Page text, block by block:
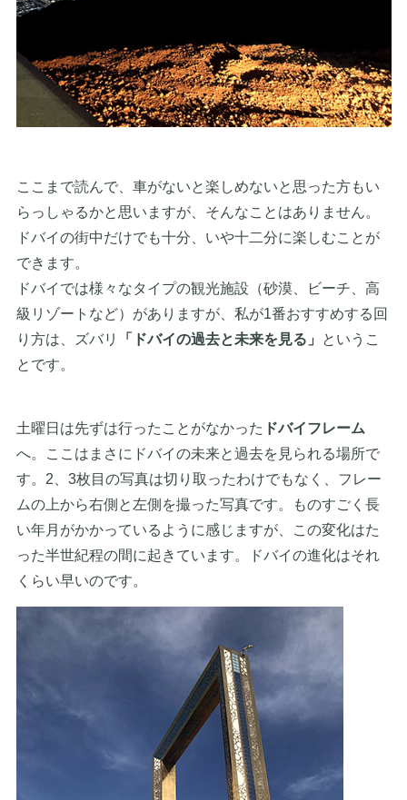
ここまで読んで、車がないと楽しめないと思った方もい
らっしゃるかと思いますが、そんなことはありません。
ドバイの街中だけでも十分、いや十二分に楽しむことが
できます。
ドバイでは様々なタイプの観光施設（砂漠、ビーチ、高
級リゾートなど）がありますが、私が1番おすすめする回
り方は、ズバリ
「ドバイの過去と未来を見る」
というこ
とです。
土曜日は先ずは行ったことがなかった ドバイフレーム
へ。ここはまさにドバイの未来と過去を見られる場所で
す。2、3枚目の写真は切り取ったわけでもなく、フレー
ムの上から右側と左側を撮った写真です。ものすごく長
い年月がかかっているように感じますが、この変化はた
った半世紀程の間に起きています。ドバイの進化はそれ
くらい早いのです。